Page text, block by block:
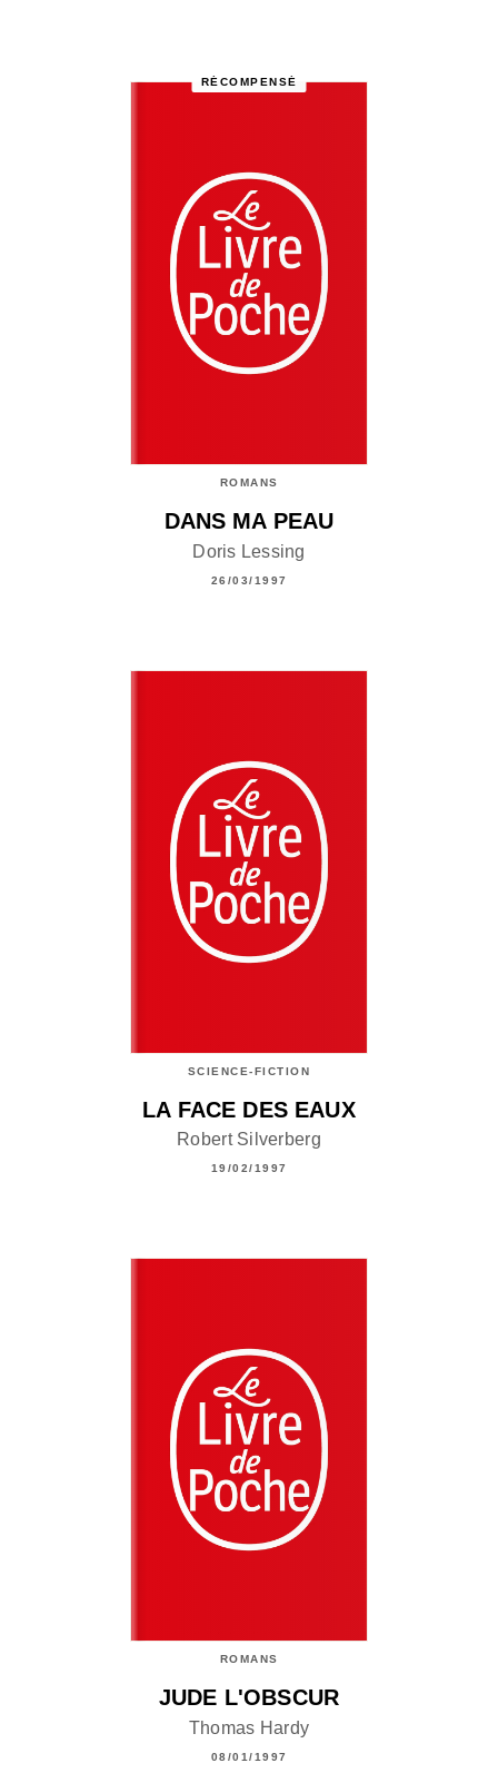
RÉCOMPENSÉ
ROMANS
DANS MA PEAU
Doris Lessing
26/03/1997
SCIENCE-FICTION
LA FACE DES EAUX
Robert Silverberg
19/02/1997
ROMANS
JUDE L'OBSCUR
Thomas Hardy
08/01/1997